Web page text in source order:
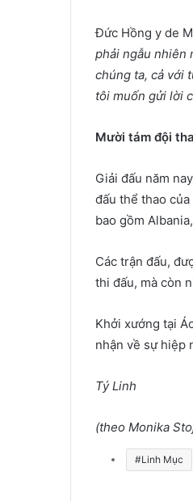
Đức Hồng y de
phải ngẫu nhiên
chúng ta, cả với
tôi muốn gửi lời
Mười tám đội
Giải đấu năm
đấu thể thao
bao gồm
Các trận đấu,
thi đấu, mà còn
Khởi xướng tại
nhận về sự hiệp
Tý Linh
(theo Monika
#Linh Mục